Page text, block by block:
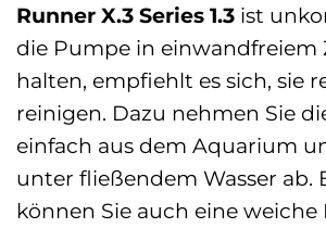
Runner X.3 Series 1.3 ist
die Pumpe in einwandfreiem
halten, empfiehlt es sich, sie
reinigen. Dazu nehmen Sie
einfach aus dem Aquarium
unter fließendem Wasser ab.
können Sie auch eine weiche